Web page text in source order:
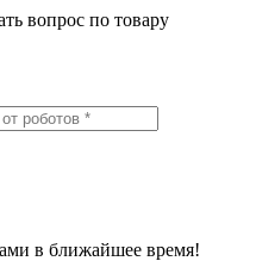
вопрос по товару
в ближайшее время!